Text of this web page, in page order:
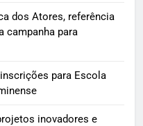
dos Atores, referência
campanha para
para Escola
inovadores e